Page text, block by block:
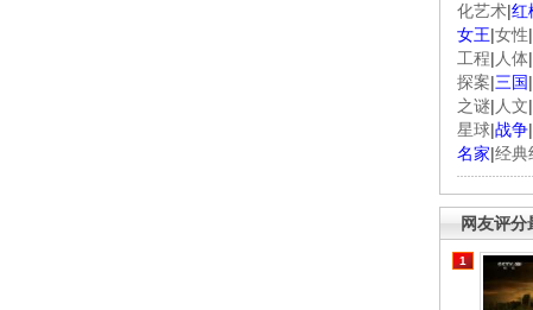
化艺术|红
女王|女性|
工程| 人体|
探案|三国|
之谜| 人文|
星球|战争|
名家|经典
网友评分
1